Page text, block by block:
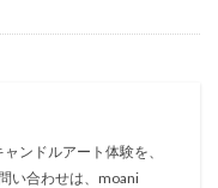
ンドルアート体験を、
い合わせは、moani